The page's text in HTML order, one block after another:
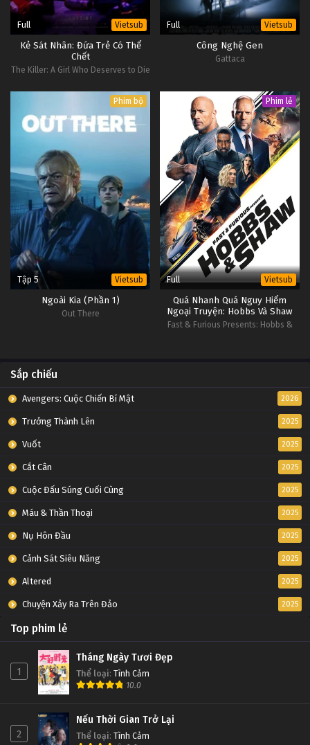
Full Vietsub
Kẻ Sát Nhân: Đứa Trẻ Có Thể
Chết
The Killer: A Girl Who Deserves to Die
Full Vietsub
Công Nghệ Gen
Gattaca
Phim bộ
Tập 5 Vietsub
Ngoài Kia (Phần 1)
Out There
Phim lẻ
Full Vietsub
Quá Nhanh Quá Nguy Hiểm
Ngoại Truyện: Hobbs Và Shaw
Fast & Furious Presents: Hobbs &
Sắp chiếu
Avengers: Cuộc Chiến Bí Mật 2026
Trưởng Thành Lên 2025
Vuốt 2025
Cắt Cân 2025
Cuộc Đấu Súng Cuối Cùng 2025
Máu & Thần Thoại 2025
Nụ Hôn Đầu 2025
Cảnh Sát Siêu Năng 2025
Altered 2025
Chuyện Xảy Ra Trên Đảo 2025
Top phim lẻ
1
Tháng Ngày Tươi Đẹp
Thể loại: Tình Cảm
10.0
2
Nếu Thời Gian Trở Lại
Thể loại: Tình Cảm